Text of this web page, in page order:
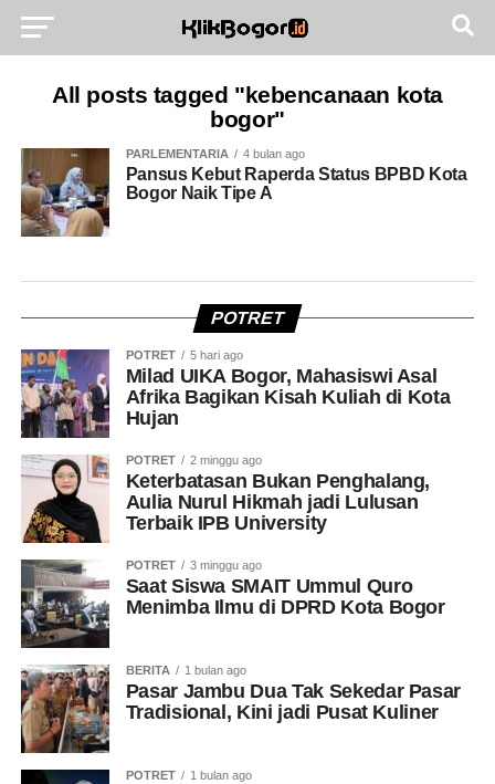
All posts tagged "kebencanaan kota
bogor"
PARLEMENTARIA 4 bulan ago
Pansus Kebut Raperda Status BPBD Kota
Bogor Naik Tipe A
POTRET
POTRET 5 hari ago
Milad UIKA Bogor, Mahasiswi Asal
Afrika Bagikan Kisah Kuliah di Kota
Hujan
POTRET 2 minggu ago
Keterbatasan Bukan Penghalang,
Aulia Nurul Hikmah jadi Lulusan
Terbaik IPB University
POTRET 3 minggu ago
Saat Siswa SMAIT Ummul Quro
Menimba Ilmu di DPRD Kota Bogor
BERITA 1 bulan ago
Pasar Jambu Dua Tak Sekedar Pasar
Tradisional, Kini jadi Pusat Kuliner
POTRET 1 bulan ago